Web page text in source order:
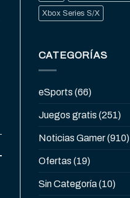
Xbox Series S/X
CATEGORÍAS
eSports (66)
Juegos gratis (251)
Noticias Gamer(910)
Ofertas (19)
Sin Categoría(10)